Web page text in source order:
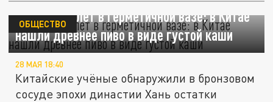
2,3 тысячи лет в герметичной вазе: в Китае
нашли древнее пиво в виде густой каши
ОБЩЕСТВО
28 МАЯ 18:40
Китайские учёные обнаружили в бронзовом
сосуде эпохи династии Хань остатки